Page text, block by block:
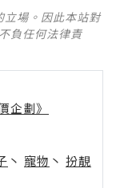
立場。因此本站對
負任何法律責
企劃》
丶 寵物 丶 扮靚